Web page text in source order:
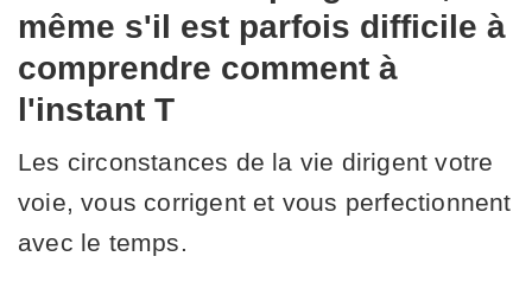
même s'il est parfois difficile à
comprendre comment à
l'instant T
Les circonstances de la vie dirigent votre
voie, vous corrigent et vous perfectionnent
avec le temps.